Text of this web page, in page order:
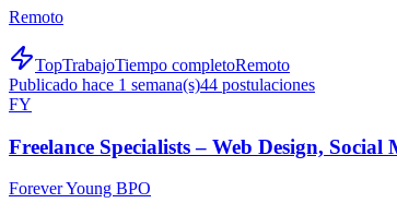
Remoto
TopTrabajoTiempo completoRemoto
Publicado hace 1 semana(s)44 postulaciones
FY
Freelance Specialists – Web Design,
Forever Young BPO